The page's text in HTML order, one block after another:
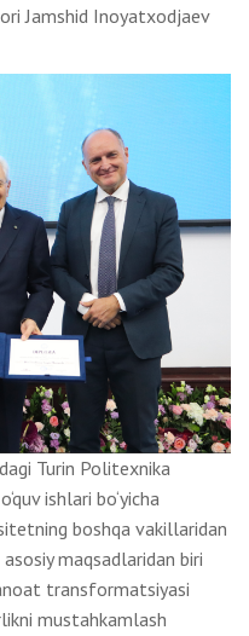
Jamshid Inoyatxodjaev
Turin Politexnika
ishlari bo‘yicha
boshqa vakillaridan
maqsadlaridan biri
transformatsiyasi
mustahkamlash